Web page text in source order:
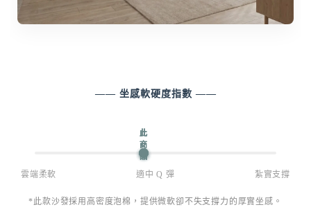
—— 坐感軟硬度指數 ——
雲端柔軟 適中 Q 彈 紮實支撐
*此款沙發採用高密度泡棉，提供微軟卻不失支撐力的厚實坐感。